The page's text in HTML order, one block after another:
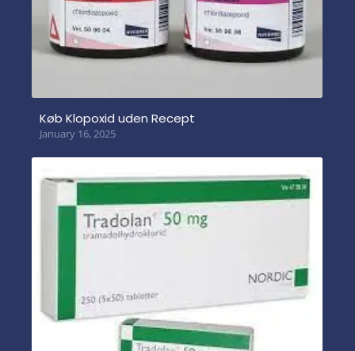
Køb Klopoxid uden Recept
January 16, 2025